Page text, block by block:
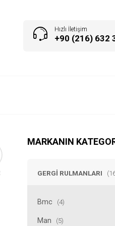
Hızlı İletişim
+90 (216) 632
MARKANIN
GERGI RULMANLARI
Bmc (4)
Man (5)